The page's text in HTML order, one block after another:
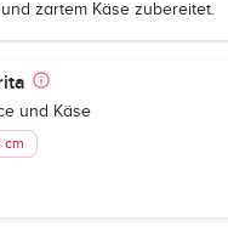
zartem Käse zubereitet.
und Käse
cm